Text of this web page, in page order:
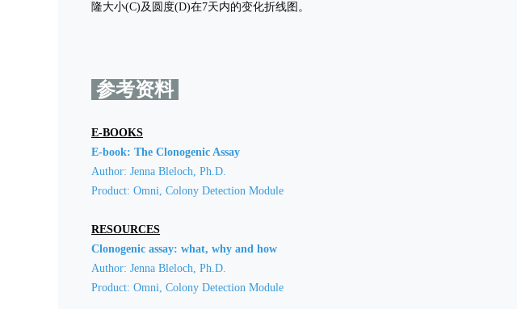
隆大小(C)及圆度(D)在7天内的变化折线图。
参考资料
E-BOOKS
E-book: The Clonogenic Assay
Author: Jenna Bleloch, Ph.D.
Product: Omni, Colony Detection Module
RESOURCES
Clonogenic assay: what, why and how
Author: Jenna Bleloch, Ph.D.
Product: Omni, Colony Detection Module